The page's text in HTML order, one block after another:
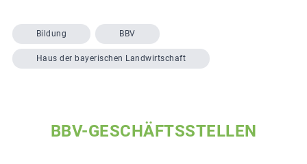
Bildung BBV
Haus der bayerischen Landwirtschaft
BBV-GESCHÄFTSSTELLEN